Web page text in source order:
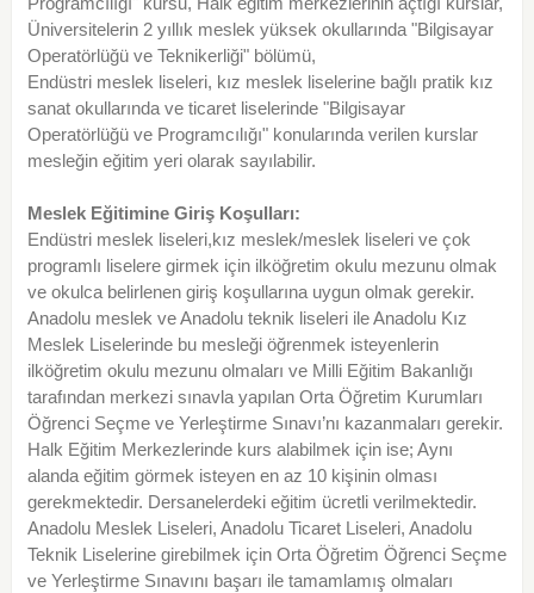
Üniversitelerin 2 yıllık meslek yüksek okullarında "Bilgisayar
Operatörlüğü ve Teknikerliği" bölümü,
Endüstri meslek liseleri, kız meslek liselerine bağlı pratik kız
sanat okullarında ve ticaret liselerinde "Bilgisayar
Operatörlüğü ve Programcılığı" konularında verilen kurslar
mesleğin eğitim yeri olarak sayılabilir.
Meslek Eğitimine Giriş Koşulları:
Endüstri meslek liseleri,kız meslek/meslek liseleri ve çok
programlı liselere girmek için ilköğretim okulu mezunu olmak
ve okulca belirlenen giriş koşullarına uygun olmak gerekir.
Anadolu meslek ve Anadolu teknik liseleri ile Anadolu Kız
Meslek Liselerinde bu mesleği öğrenmek isteyenlerin
ilköğretim okulu mezunu olmaları ve Milli Eğitim Bakanlığı
tarafından merkezi sınavla yapılan Orta Öğretim Kurumları
Öğrenci Seçme ve Yerleştirme Sınavı’nı kazanmaları gerekir.
Halk Eğitim Merkezlerinde kurs alabilmek için ise; Aynı
alanda eğitim görmek isteyen en az 10 kişinin olması
gerekmektedir. Dersanelerdeki eğitim ücretli verilmektedir.
Anadolu Meslek Liseleri, Anadolu Ticaret Liseleri, Anadolu
Teknik Liselerine girebilmek için Orta Öğretim Öğrenci Seçme
ve Yerleştirme Sınavını başarı ile tamamlamış olmaları